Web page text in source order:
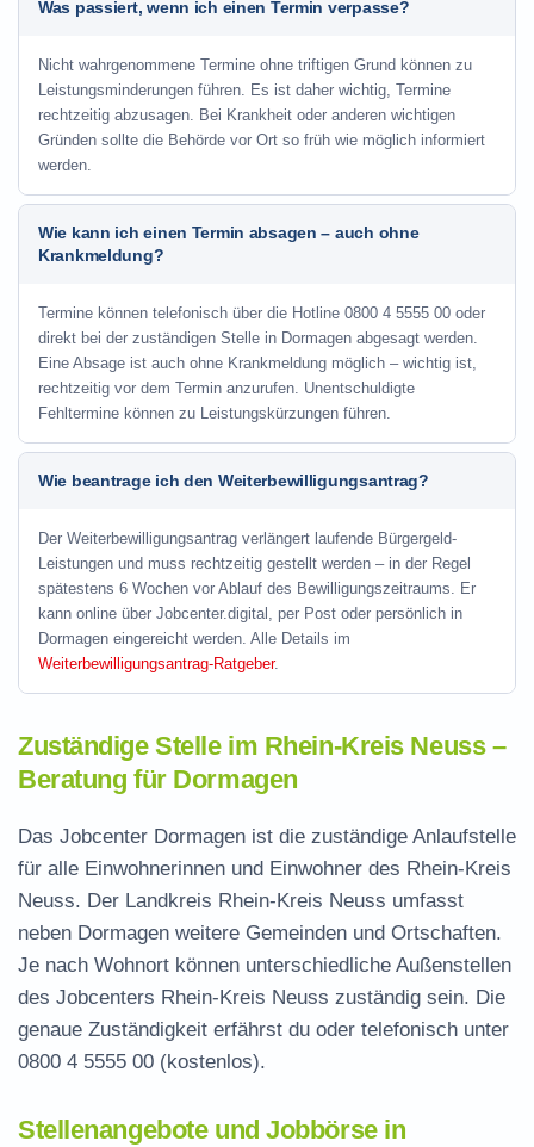
Was passiert, wenn ich einen Termin verpasse?
Nicht wahrgenommene Termine ohne triftigen Grund können zu
Leistungsminderungen führen. Es ist daher wichtig, Termine
rechtzeitig abzusagen. Bei Krankheit oder anderen wichtigen
Gründen sollte die Behörde vor Ort so früh wie möglich informiert
werden.
Wie kann ich einen Termin absagen – auch ohne
Krankmeldung?
Termine können telefonisch über die Hotline 0800 4 5555 00 oder
direkt bei der zuständigen Stelle in Dormagen abgesagt werden.
Eine Absage ist auch ohne Krankmeldung möglich – wichtig ist,
rechtzeitig vor dem Termin anzurufen. Unentschuldigte
Fehltermine können zu Leistungskürzungen führen.
Wie beantrage ich den Weiterbewilligungsantrag?
Der Weiterbewilligungsantrag verlängert laufende Bürgergeld-
Leistungen und muss rechtzeitig gestellt werden – in der Regel
spätestens 6 Wochen vor Ablauf des Bewilligungszeitraums. Er
kann online über Jobcenter.digital, per Post oder persönlich in
Dormagen eingereicht werden. Alle Details im
Weiterbewilligungsantrag-Ratgeber.
Zuständige Stelle im Rhein-Kreis Neuss –
Beratung für Dormagen
Das Jobcenter Dormagen ist die zuständige Anlaufstelle
für alle Einwohnerinnen und Einwohner des Rhein-Kreis
Neuss. Der Landkreis Rhein-Kreis Neuss umfasst
neben Dormagen weitere Gemeinden und Ortschaften.
Je nach Wohnort können unterschiedliche Außenstellen
des Jobcenters Rhein-Kreis Neuss zuständig sein. Die
genaue Zuständigkeit erfährst du oder telefonisch unter
0800 4 5555 00 (kostenlos).
Stellenangebote und Jobbörse in